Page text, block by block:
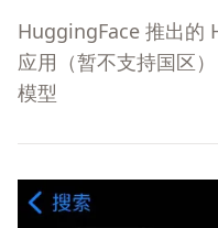
HuggingFace 推出的
应用（暂不支持国区
模型